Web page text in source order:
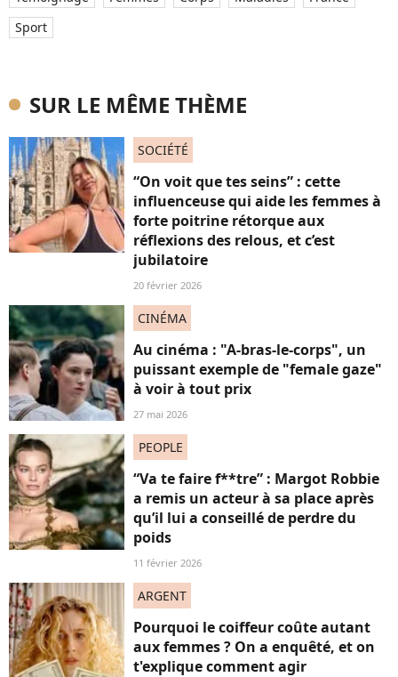
Sport
SUR LE MÊME THÈME
SOCIÉTÉ
“On voit que tes seins” : cette
influenceuse qui aide les femmes à
forte poitrine rétorque aux
réflexions des relous, et c’est
jubilatoire
20 février 2026
CINÉMA
Au cinéma : "A-bras-le-corps", un
puissant exemple de "female gaze"
à voir à tout prix
27 mai 2026
PEOPLE
“Va te faire f**tre” : Margot Robbie
a remis un acteur à sa place après
qu’il lui a conseillé de perdre du
poids
11 février 2026
ARGENT
Pourquoi le coiffeur coûte autant
aux femmes ? On a enquêté, et on
t'explique comment agir